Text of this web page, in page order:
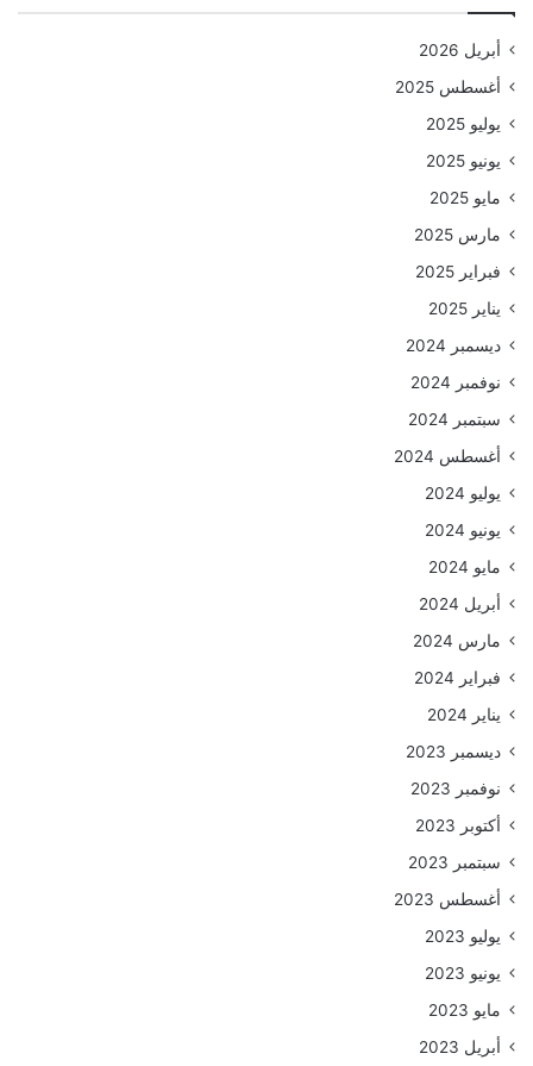
أبريل 2026
أغسطس 2025
يوليو 2025
يونيو 2025
مايو 2025
مارس 2025
فبراير 2025
يناير 2025
ديسمبر 2024
نوفمبر 2024
سبتمبر 2024
أغسطس 2024
يوليو 2024
يونيو 2024
مايو 2024
أبريل 2024
مارس 2024
فبراير 2024
يناير 2024
ديسمبر 2023
نوفمبر 2023
أكتوبر 2023
سبتمبر 2023
أغسطس 2023
يوليو 2023
يونيو 2023
مايو 2023
أبريل 2023